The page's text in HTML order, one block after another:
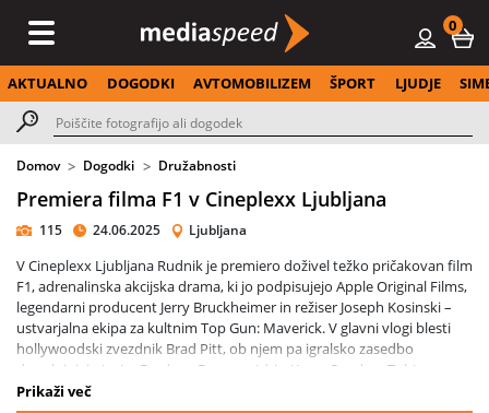
0
AKTUALNO DOGODKI AVTOMOBILIZEM ŠPORT LJUDJE
Domov Dogodki Družabnosti
Premiera filma F1 v Cineplexx Ljubljana
115 24.06.2025 Ljubljana
V Cineplexx Ljubljana Rudnik je premiero doživel težko pričakovan film
F1, adrenalinska akcijska drama, ki jo podpisujejo Apple Original Films,
legendarni producent Jerry Bruckheimer in režiser Joseph Kosinski –
ustvarjalna ekipa za kultnim Top Gun: Maverick. V glavni vlogi blesti
hollywoodski zvezdnik Brad Pitt, ob njem pa igralsko zasedbo
dopolnjujejo Javier Bardem, Damson Idris, Kerry Condon, Tobias
Menzies in Kim Bodnia.
Prikaži več